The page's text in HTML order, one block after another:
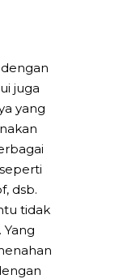
juga
yang
dsb.
tidak